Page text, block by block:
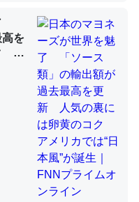
量に使う脊椎動物と貝
と殻を無くしてナメク
＝「昆虫はなぜ海にいな
高を
ア
プ